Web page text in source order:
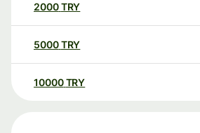
2000TRY
5000TRY
10000 TRY